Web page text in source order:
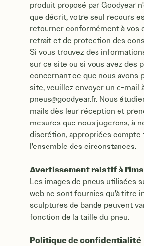
produit proposé par Goodyear
que décrit, votre seul recours
retourner conformément à vos
retrait et de protection des
Si vous trouvez des
sur ce site ou si vous avez des
concernant ce que nous avons
site, veuillez envoyer un e-mail
pneus@goodyear.fr. Nous
mails dès leur réception et
mesures que nous jugerons, à
discrétion, appropriées compte
l'ensemble des circonstances.
Avertissement relatif à
Les images de pneus utilisées
web ne sont fournies qu'à titre
sculptures de bande peuvent
fonction de la taille du pneu.
Politique de confidentialité